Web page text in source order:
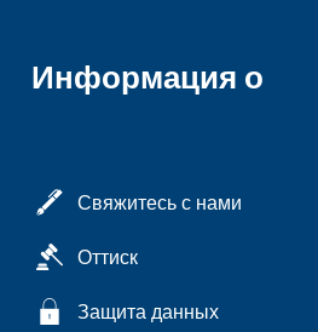
Информация о
Свяжитесь с нами
Оттиск
Защита данных